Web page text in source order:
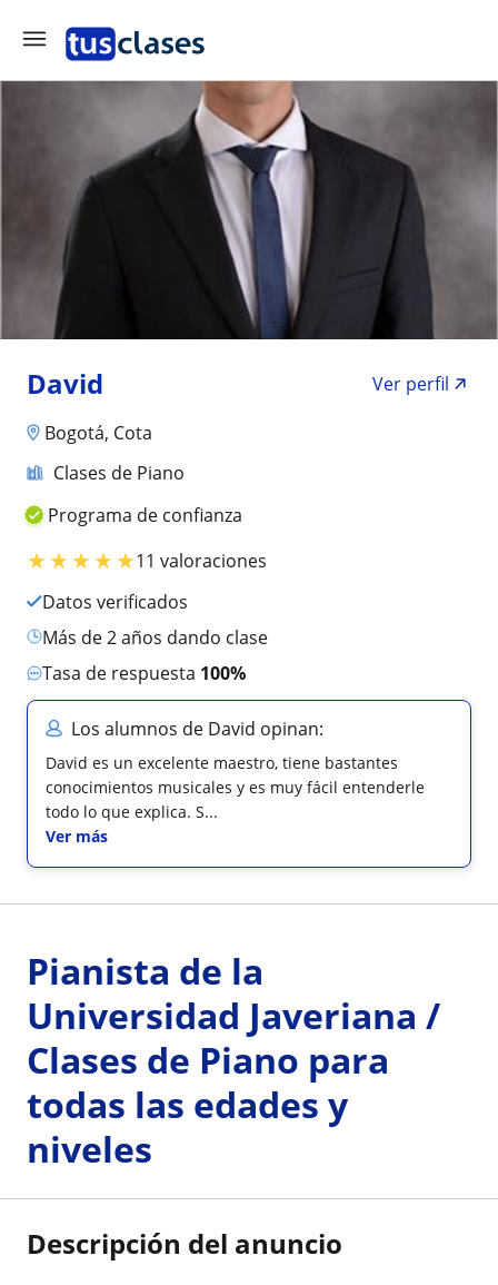
David
Ver perfil
Bogotá, Cota
Clases de Piano
Programa de confianza
★★★★★11 valoraciones
Datos verificados
más de 2 años dando clase
Tasa de respuesta 100%
Los alumnos de David opinan:
David es un excelente maestro, tiene bastantes
conocimientos musicales y es muy fácil entenderle
todo lo que explica. S...
Ver más
Pianista de la
Universidad Javeriana /
Clases de Piano para
todas las edades y
niveles
Descripción del anuncio